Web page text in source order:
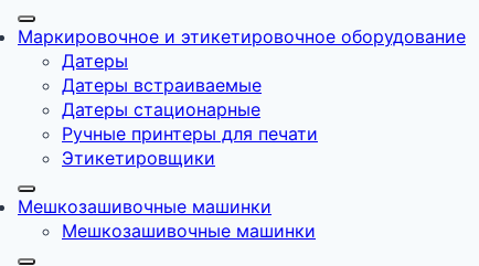
Маркировочное и этикетировочное оборудование
Датеры
Датеры встраиваемые
Датеры стационарные
Ручные принтеры для печати
Этикетировщики
Мешкозашивочные машинки
Мешкозашивочные машинки